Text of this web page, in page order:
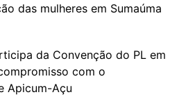
das mulheres em Sumaúma
da Convenção do PL em
com o
Apicum-Açu